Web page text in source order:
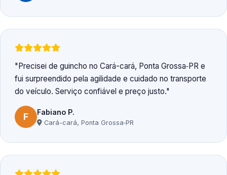
Precisei de guincho no Cará-cará, Ponta Grossa‑PR e
fui surpreendido pela agilidade e cuidado no transporte
do veículo. Serviço confiável e preço justo.
F Fabiano P.
Cará-cará, Ponta Grossa‑PR